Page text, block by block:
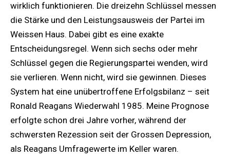
wirklich funktionieren. Die dreizehn Schlüssel messen
die Stärke und den Leistungsausweis der Partei im
Weissen Haus. Dabei gibt es eine exakte
Entscheidungsregel. Wenn sich sechs oder mehr
Schlüssel gegen die Regierungspartei wenden, wird
sie verlieren. Wenn nicht, wird sie gewinnen. Dieses
System hat eine unübertroffene Erfolgsbilanz – seit
Ronald Reagans Wiederwahl 1985. Meine Prognose
erfolgte schon drei Jahre vorher, während der
schwersten Rezession seit der Grossen Depression,
als Reagans Umfragewerte im Keller waren.